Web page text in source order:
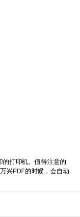
的打印机。值得注意的
兴PDF的时候，会自动